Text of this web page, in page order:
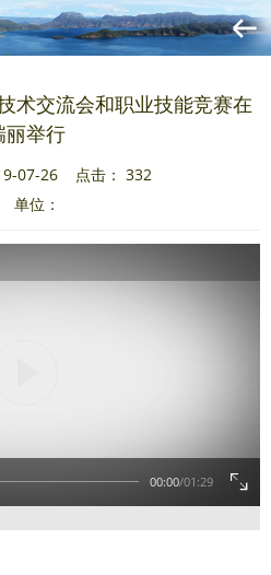
术交流会和职业技能竞赛在
丽举行
07-26 点击： 332
单位：
00:00/01:29